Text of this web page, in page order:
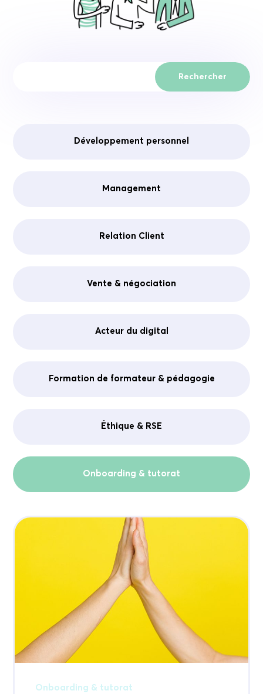
Rechercher
Développement personnel
Management
Relation Client
Vente & négociation
Acteur du digital
Formation de formateur & pédagogie
Éthique & RSE
Onboarding & tutorat
Onboarding & tutorat